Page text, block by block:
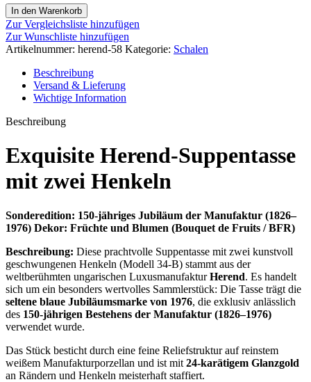
Herend
Suppentasse
34-
B
Fruits
BFR
Jahre
1976
Menge
In den Warenkorb
Zur Vergleichsliste hinzufügen
Zur Wunschliste hinzufügen
Artikelnummer: herend-58 Kategorie: Schalen
Beschreibung
Versand & Lieferung
Wichtige Information
Beschreibung
Exquisite Herend‑Suppentasse
mit zwei Henkeln
Sonderedition: 150‑jähriges Jubiläum der Manufaktur (1826–
1976) Dekor: Früchte und Blumen (Bouquet de Fruits / BFR)
Beschreibung: Diese prachtvolle Suppentasse mit zwei kunstvoll
geschwungenen Henkeln (Modell 34‑B) stammt aus der
weltberühmten ungarischen LuxusmanufakturHerend. Es handelt
sich um ein besonders wertvolles Sammlerstück: Die Tasse trägt die
seltene blaue Jubiläumsmarke von 1976, die exklusiv anlässlich
des 150‑jährigen Bestehens der Manufaktur (1826–1976)
verwendet wurde.
Das Stück besticht durch eine feine Reliefstruktur auf reinstem
weißem Manufakturporzellan und ist mit 24‑karätigem Glanzgold
an Rändern und Henkeln meisterhaft staffiert.